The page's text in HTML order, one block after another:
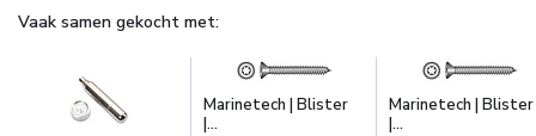
Vaak samen gekocht met:
Marinetech | Blister
|...
Marinetech | Blister
|...